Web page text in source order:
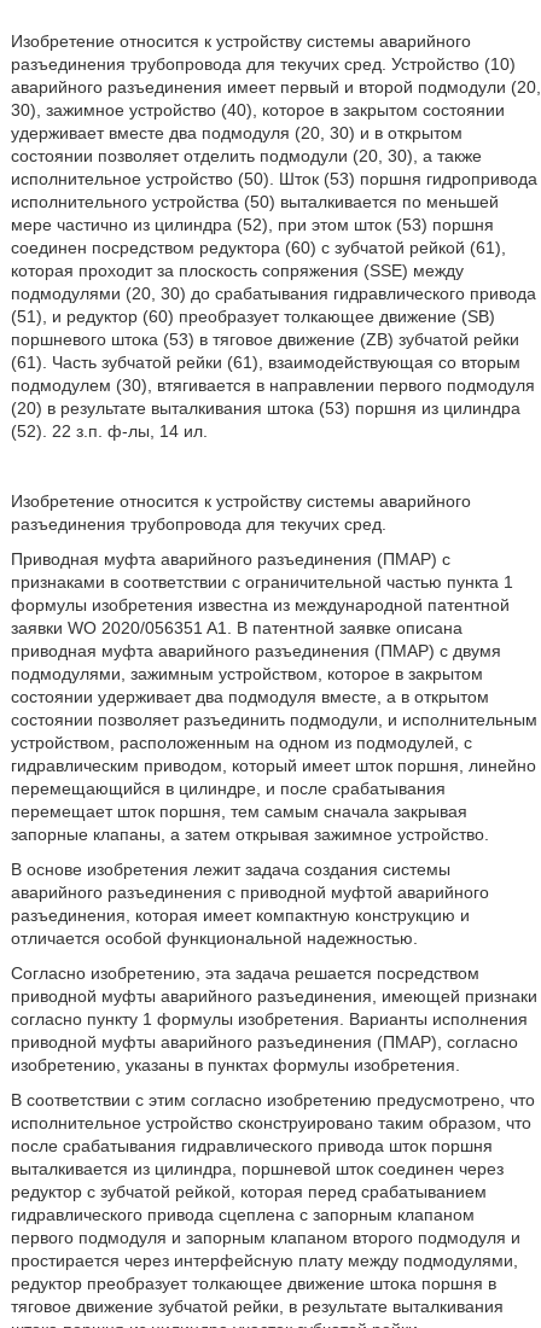
Изобретение относится к устройству системы аварийного
разъединения трубопровода для текучих сред. Устройство (10)
аварийного разъединения имеет первый и второй подмодули (20,
30), зажимное устройство (40), которое в закрытом состоянии
удерживает вместе два подмодуля (20, 30) и в открытом
состоянии позволяет отделить подмодули (20, 30), а также
исполнительное устройство (50). Шток (53) поршня гидропривода
исполнительного устройства (50) выталкивается по меньшей
мере частично из цилиндра (52), при этом шток (53) поршня
соединен посредством редуктора (60) с зубчатой рейкой (61),
которая проходит за плоскость сопряжения (SSE) между
подмодулями (20, 30) до срабатывания гидравлического привода
(51), и редуктор (60) преобразует толкающее движение (SB)
поршневого штока (53) в тяговое движение (ZB) зубчатой рейки
(61). Часть зубчатой рейки (61), взаимодействующая со вторым
подмодулем (30), втягивается в направлении первого подмодуля
(20) в результате выталкивания штока (53) поршня из цилиндра
(52). 22 з.п. ф-лы, 14 ил.
Изобретение относится к устройству системы аварийного
разъединения трубопровода для текучих сред.
Приводная муфта аварийного разъединения (ПМАР) с
признаками в соответствии с ограничительной частью пункта 1
формулы изобретения известна из международной патентной
заявки WO 2020/056351 A1. В патентной заявке описана
приводная муфта аварийного разъединения (ПМАР) с двумя
подмодулями, зажимным устройством, которое в закрытом
состоянии удерживает два подмодуля вместе, а в открытом
состоянии позволяет разъединить подмодули, и исполнительным
устройством, расположенным на одном из подмодулей, с
гидравлическим приводом, который имеет шток поршня, линейно
перемещающийся в цилиндре, и после срабатывания
перемещает шток поршня, тем самым сначала закрывая
запорные клапаны, а затем открывая зажимное устройство.
В основе изобретения лежит задача создания системы
аварийного разъединения с приводной муфтой аварийного
разъединения, которая имеет компактную конструкцию и
отличается особой функциональной надежностью.
Согласно изобретению, эта задача решается посредством
приводной муфты аварийного разъединения, имеющей признаки
согласно пункту 1 формулы изобретения. Варианты исполнения
приводной муфты аварийного разъединения (ПМАР), согласно
изобретению, указаны в пунктах формулы изобретения.
В соответствии с этим согласно изобретению предусмотрено, что
исполнительное устройство сконструировано таким образом, что
после срабатывания гидравлического привода шток поршня
выталкивается из цилиндра, поршневой шток соединен через
редуктор с зубчатой рейкой, которая перед срабатыванием
гидравлического привода сцеплена с запорным клапаном
первого подмодуля и запорным клапаном второго подмодуля и
простирается через интерфейсную плату между подмодулями,
редуктор преобразует толкающее движение штока поршня в
тяговое движение зубчатой рейки, в результате выталкивания